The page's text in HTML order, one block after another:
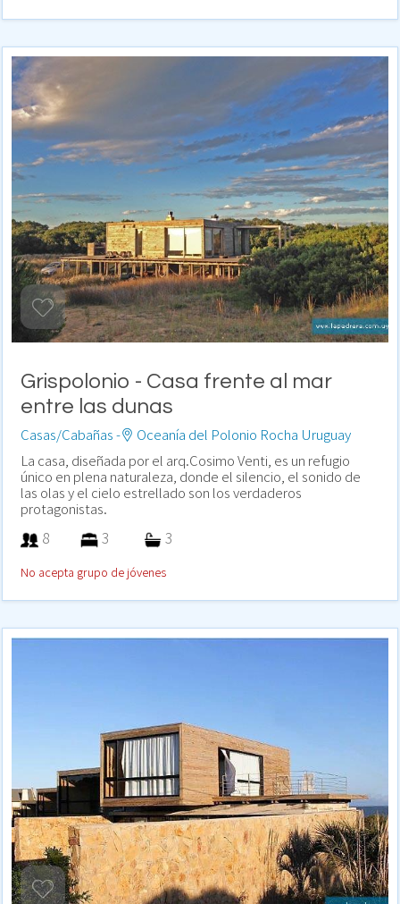
Grispolonio - Casa frente al mar
entre las dunas
Casas/Cabañas -
Oceanía del Polonio Rocha Uruguay
La casa, diseñada por el arq.Cosimo Venti, es un refugio
único en plena naturaleza, donde el silencio, el sonido de
las olas y el cielo estrellado son los verdaderos
protagonistas.
8 3 3
No acepta grupo de jóvenes